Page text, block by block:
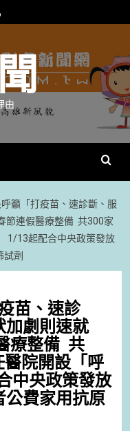
由
籲「打疫苗、速診斷、服
節連假醫療整備 共300家
1/13起配合中央政策發放
試劑
苗、速診
加劇則速就
療整備 共
院開設「呼
中央政策發放
公費家用抗原